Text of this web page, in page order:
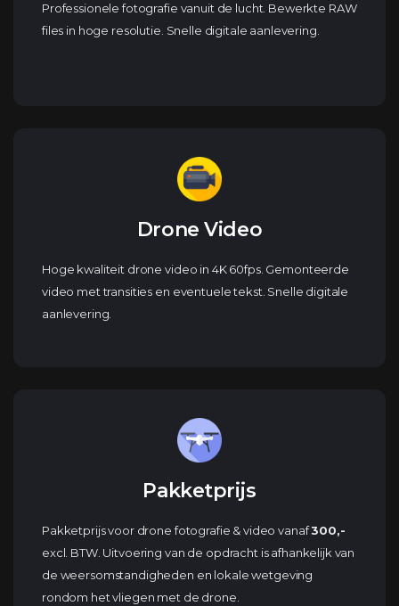
Professionele fotografie vanuit de lucht. Bewerkte RAW
files in hoge resolutie. Snelle digitale aanlevering.
Drone Video
Hoge kwaliteit drone video in 4K 60fps. Gemonteerde
video met transities en eventuele tekst. Snelle digitale
aanlevering.
Pakketprijs
Pakketprijs voor drone fotografie & video vanaf300,-
excl. BTW. Uitvoering van de opdracht is afhankelijk van
de weersomstandigheden en lokale wetgeving
rondom het vliegen met de drone.